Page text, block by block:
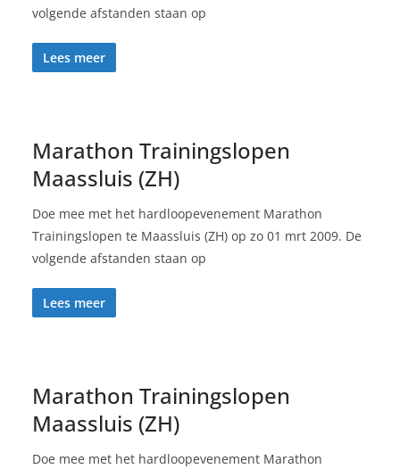
volgende afstanden staan op
Lees meer
Marathon Trainingslopen
Maassluis (ZH)
Doe mee met het hardloopevenement Marathon
Trainingslopen te Maassluis (ZH) op zo 01 mrt 2009. De
volgende afstanden staan op
Lees meer
Marathon Trainingslopen
Maassluis (ZH)
Doe mee met het hardloopevenement Marathon